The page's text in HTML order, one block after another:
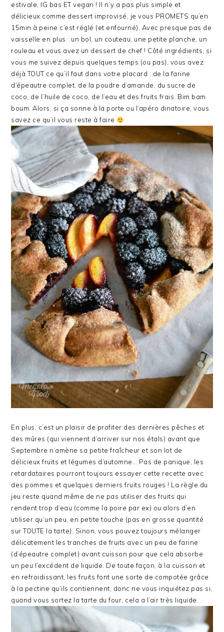
estivale, IG bas ET vegan ! Il n’y a pas plus simple et
délicieux comme dessert improvisé, je vous PROMETS qu’en
15min à peine c’est réglé (et enfourné). Avec presque pas de
vaisselle en plus : un bol, un couteau, une petite planche, un
rouleau et vous avez un dessert de chef ! Côté ingrédients, si
vous me suivez depuis quelques temps (ou pas), vous avez
déjà TOUT ce qu’il faut dans votre placard : de la farine
d’épeautre complet, de la poudre d’amande, du sucre de
coco, de l’huile de coco, de l’eau et des fruits frais. Bim bam
boum. Alors, si ça sonne à la porte ou l’apéro dinatoire, vous
savez ce qu’il vous reste à faire
En plus, c’est un plaisir de profiter des dernières pêches et
des mûres (qui viennent d’arriver sur nos étals) avant que
Septembre n’amène sa petite fraîcheur et son lot de
délicieux fruits et légumes d’automne… Pas de panique, les
retardataires pourront toujours essayer cette recette avec
des pommes et quelques derniers fruits rouges ! La règle du
jeu reste quand même de ne pas utiliser des fruits qui
rendent trop d’eau (comme la poire par ex) ou alors d’en
utiliser qu’un peu, en petite touche (pas en grosse quantité
sur TOUTE la tarte). Sinon, vous pouvez toujours mélanger
délicatement les tranches de fruits avec un peu de farine
(d’épeautre complet) avant cuisson pour que cela absorbe
un peu l’excédent de liquide. De toute façon, à la cuisson et
en refroidissant, les fruits font une sorte de compotée grâce
à la pectine qu’ils contiennent, donc ne vous inquiétez pas si,
quand vous sortez la tarte du four, cela a l’air très liquide.